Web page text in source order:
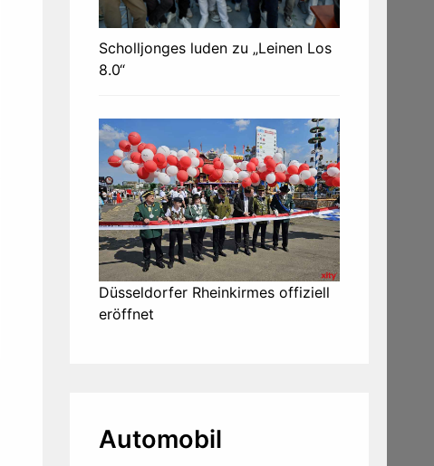
Scholljonges luden zu „Leinen Los
8.0“
Düsseldorfer Rheinkirmes offiziell
eröffnet
Automobil